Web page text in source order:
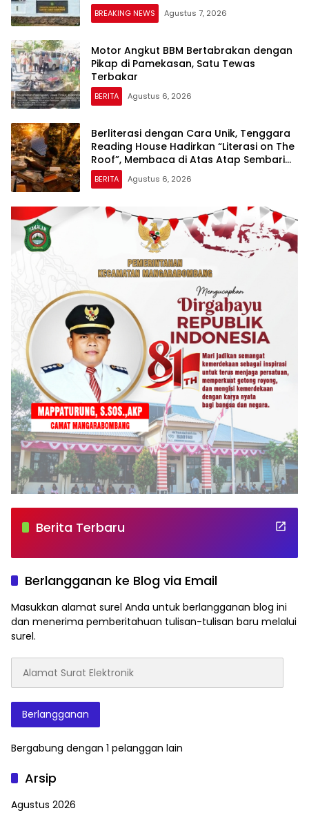
BREAKING NEWS Agustus 7, 2026
Motor Angkut BBM Bertabrakan dengan
Pikap di Pamekasan, Satu Tewas
Terbakar
BERITA Agustus 6, 2026
Berliterasi dengan Cara Unik, Tenggara
Reading House Hadirkan “Literasi on The
Roof”, Membaca di Atas Atap Sembari
Menikmati Senja
BERITA Agustus 6, 2026
Berita Terbaru
Berlangganan ke Blog via Email
Masukkan alamat surel Anda untuk berlangganan blog ini
dan menerima pemberitahuan tulisan-tulisan baru melalui
surel.
Surat
Berlangganan
Bergabung dengan 1 pelanggan lain
Arsip
Agustus 2026